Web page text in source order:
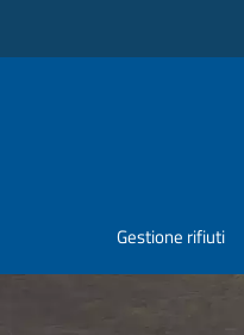
Gestione rifiuti